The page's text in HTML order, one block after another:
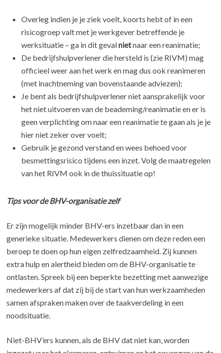
Overleg indien je je ziek voelt, koorts hebt of in een
risicogroep valt met je werkgever betreffende je
werksituatie – ga in dit gevalnietnaar een reanimatie;
De bedrijfshulpverlener die hersteld is (zie RIVM) mag
officieel weer aan het werk en mag dus ook reanimeren
(met inachtneming van bovenstaande adviezen);
Je bent als bedrijfshulpverlener niet aansprakelijk voor
het niet uitvoeren van de beademing/reanimatie en er is
geen verplichting om naar een reanimatie te gaan als je je
hier niet zeker over voelt;
Gebruik je gezond verstand en wees behoed voor
besmettingsrisico tijdens een inzet. Volg de maatregelen
van het RIVM ook in de thuissituatie op!
Tips voor de BHV-organisatiezelf
Er zijn mogelijk minder BHV-ers inzetbaar dan in een
generieke situatie. Medewerkers dienen om deze reden een
beroep te doen op hun eigen zelfredzaamheid. Zij kunnen
extra hulp en alertheid bieden om de BHV-organisatie te
ontlasten. Spreek bij een beperkte bezetting met aanwezige
medewerkers af dat zij bij de start van hun werkzaamheden
samen afspraken maken over de taakverdeling in een
noodsituatie.
Niet-BHV’ers kunnen, als de BHV dat niet kan, worden